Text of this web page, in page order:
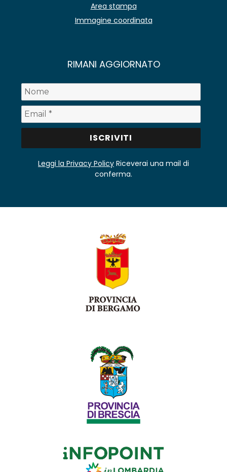
Area stampa
Immagine coordinata
RIMANI AGGIORNATO
Leggi la Privacy Policy Riceverai una mail di
conferma.